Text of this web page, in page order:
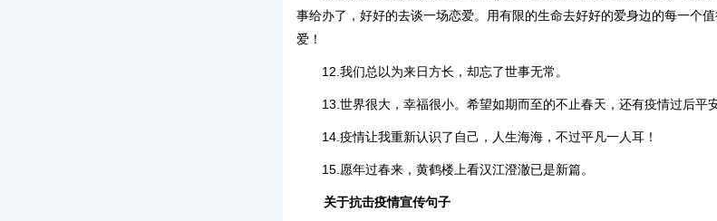
事给办了，好好的去谈一场恋爱。用有限的生命去好好的爱身边的每一个
爱！
12.我们总以为来日方长，却忘了世事无常。
13.世界很大，幸福很小。希望如期而至的不止春天，还有疫情过后平
14.疫情让我重新认识了自己，人生海海，不过平凡一人耳！
15.愿年过春来，黄鹤楼上看汉江澄澈已是新篇。
关于抗击疫情宣传句子